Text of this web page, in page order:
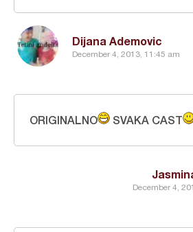
Dijana Ademovic
December 4, 2013, 11:45 am
December 4,
ORIGINALNO SVAKA CAST